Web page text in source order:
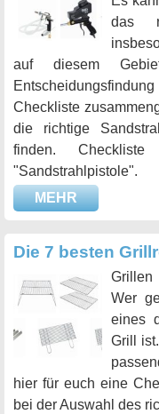
das
auf diesem
Checkliste
die richtige
finden.
"Sandstrahlpistole".
MEHR
Die 7 besten
Grillen
Wer
eines
Grill
hier für euch eine
bei der Auswahl des